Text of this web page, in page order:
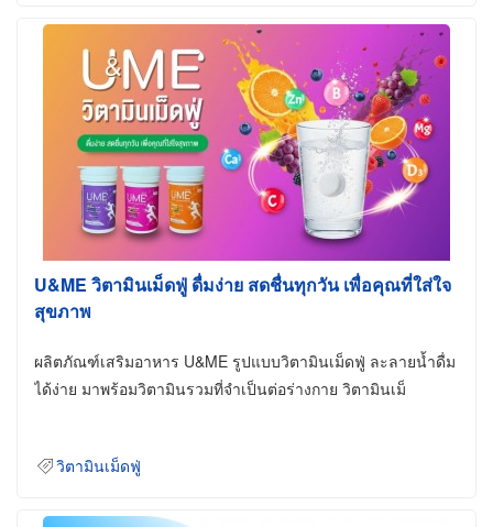
U&ME วิตามินเม็ดฟู่ ดื่มง่าย สดชื่นทุกวัน เพื่อคุณที่ใส่ใจ
สุขภาพ
ผลิตภัณฑ์เสริมอาหาร U&ME รูปแบบวิตามินเม็ดฟู่ ละลายน้ำดื่ม
ได้ง่าย มาพร้อมวิตามินรวมที่จำเป็นต่อร่างกาย วิตามินเม็
วิตามินเม็ดฟู่